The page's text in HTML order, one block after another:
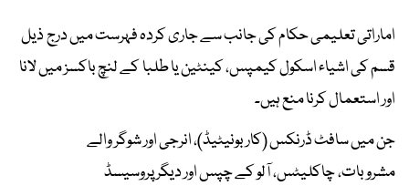
اماراتی تعلیمی حکام کی جانب سے جاری کردہ فہرست میں درج ذیل
قسم کی اشیاء اسکول کیمپس، کینٹین یا طلبا کے لنچ باکسز میں لانا
اور استعمال کرنا منع ہیں۔
جن میں سافٹ ڈرنکس (کاربونیٹیڈ)، انرجی اور شوگر والے
مشروبات، چاکلیٹس، آلو کے چپس اور دیگر پروسیسڈ